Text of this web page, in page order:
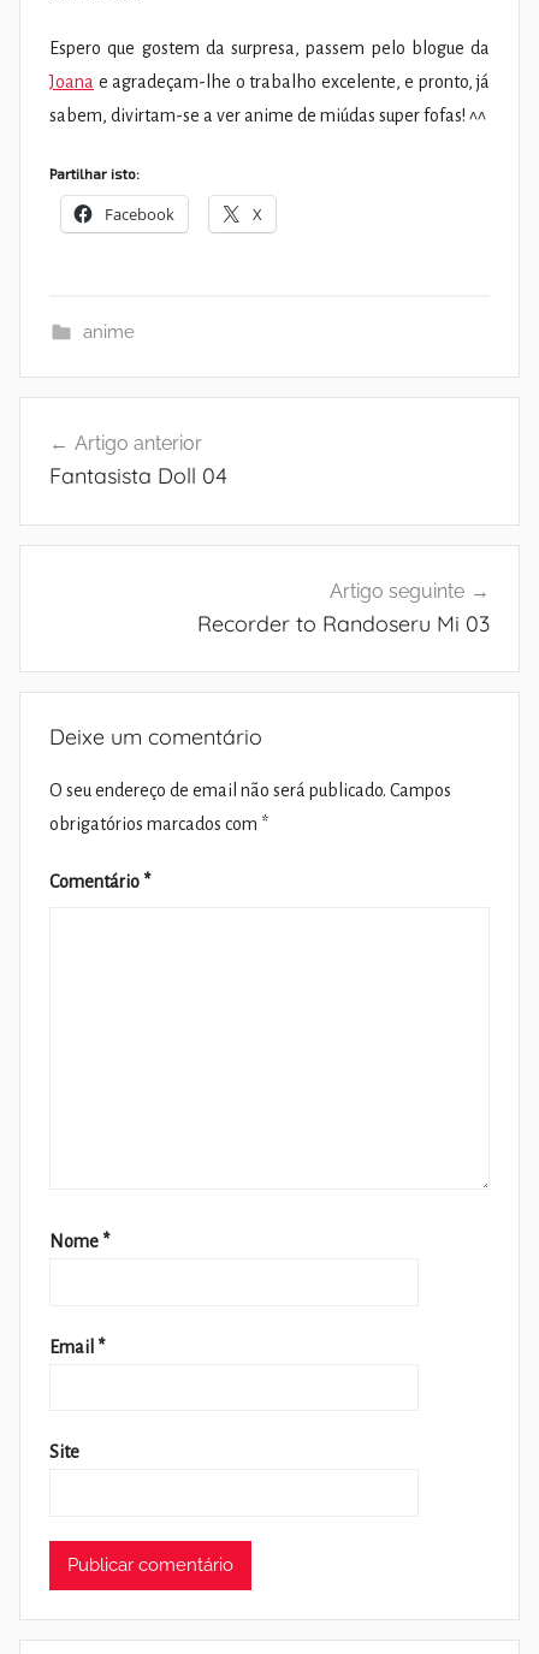
Espero que gostem da surpresa, passem pelo blogue da
Joana e agradeçam-lhe o trabalho excelente, e pronto, já
sabem, divirtam-se a ver anime de miúdas super fofas! ^^
Partilhar isto:
Facebook X
anime
de
Artigo anterior
Fantasista Doll 04
Artigo seguinte
Recorder to Randoseru Mi 03
Deixe um comentário
O seu endereço de email não será publicado. Campos
obrigatórios marcados com *
Comentário *
Nome *
Email *
Site